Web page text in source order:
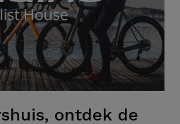
ontdek de